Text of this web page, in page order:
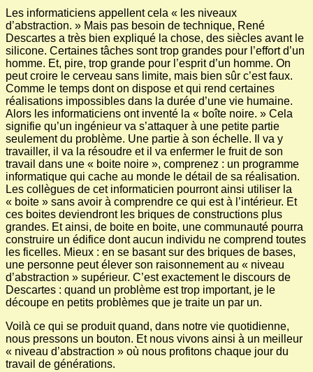
Les informaticiens appellent cela « les niveaux
d’abstraction. » Mais pas besoin de technique, René
Descartes a très bien expliqué la chose, des siècles avant le
silicone. Certaines tâches sont trop grandes pour l’effort d’un
homme. Et, pire, trop grande pour l’esprit d’un homme. On
peut croire le cerveau sans limite, mais bien sûr c’est faux.
Comme le temps dont on dispose et qui rend certaines
réalisations impossibles dans la durée d’une vie humaine.
Alors les informaticiens ont inventé la « boîte noire. » Cela
signifie qu’un ingénieur va s’attaquer à une petite partie
seulement du problème. Une partie à son échelle. Il va y
travailler, il va la résoudre et il va enfermer le fruit de son
travail dans une « boite noire », comprenez : un programme
informatique qui cache au monde le détail de sa réalisation.
Les collègues de cet informaticien pourront ainsi utiliser la
« boite » sans avoir à comprendre ce qui est à l’intérieur. Et
ces boites deviendront les briques de constructions plus
grandes. Et ainsi, de boite en boite, une communauté pourra
construire un édifice dont aucun individu ne comprend toutes
les ficelles. Mieux : en se basant sur des briques de bases,
une personne peut élever son raisonnement au « niveau
d’abstraction » supérieur. C’est exactement le discours de
Descartes : quand un problème est trop important, je le
découpe en petits problèmes que je traite un par un.
Voilà ce qui se produit quand, dans notre vie quotidienne,
nous pressons un bouton. Et nous vivons ainsi à un meilleur
« niveau d’abstraction » où nous profitons chaque jour du
travail de générations.